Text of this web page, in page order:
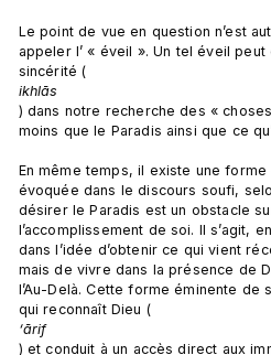
Le point de vue en question n’est
appeler l’ « éveil ». Un tel éveil
sincérité (
ikhlās
) dans notre recherche des «
moins que le Paradis ainsi que ce
En même temps, il existe une
évoquée dans le discours soufi,
désirer le Paradis est un obstacle
l’accomplissement de soi. Il s’agit,
dans l’idée d’obtenir ce qui vient
mais de vivre dans la présence de
l’Au-Delà. Cette forme éminente
qui reconnaît Dieu (
‘ārif